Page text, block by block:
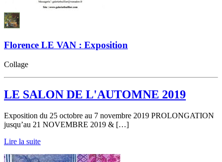
Florence LE VAN : Exposition
Collage
LE SALON DE L'AUTOMNE 2019
Exposition du 25 octobre au 7 novembre 2019 PROLONGATION
jusqu’au 21 NOVEMBRE 2019 & […]
Lire la suite